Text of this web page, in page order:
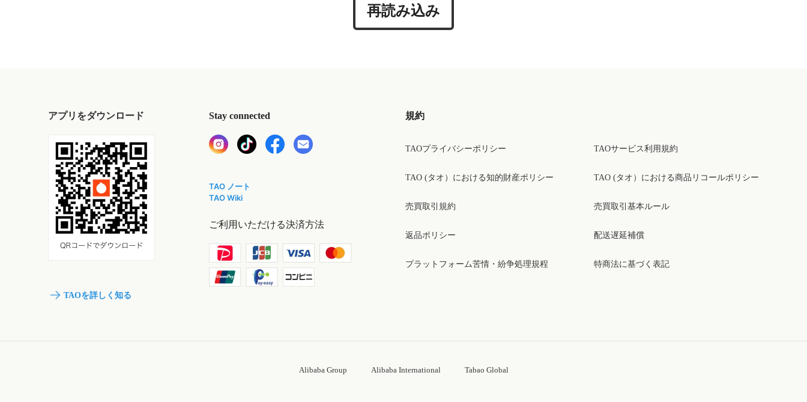
再読み込み
アプリをダウンロード
TAOを詳しく知る
Stay connected
TAO ノート
TAO Wiki
ご利用いただける決済方法
規約
TAOプライバシーポリシー
TAO (タオ）における知的財産ポリシー
売買取引規約
返品ポリシー
プラットフォーム苦情・紛争処理規程
TAOサービス利用規約
TAO (タオ）における商品リコールポリシー
売買取引基本ルール
配送遅延補償
特商法に基づく表記
Alibaba Group Alibaba International Tabao Global